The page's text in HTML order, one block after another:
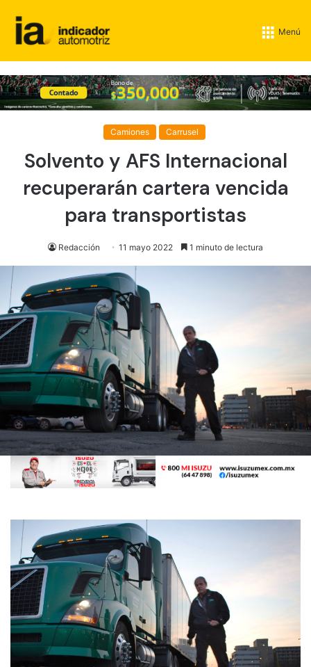
Menú
Camiones Carrusel
Solvento y AFS Internacional
recuperarán cartera vencida
para transportistas
Redacción 11 mayo 2022 1 minuto de lectura